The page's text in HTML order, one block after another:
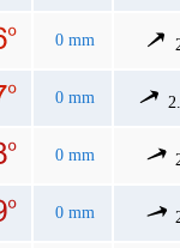
0 mm
0 mm
0 mm
0 mm